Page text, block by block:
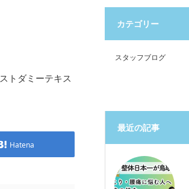
トダミーテキス
Hatena
カテゴリー
スタッフブログ
最近の記事